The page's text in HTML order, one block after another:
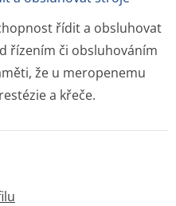
řídit a obsluhovat
řízením či obsluhováním
že u meropenemu
a křeče.